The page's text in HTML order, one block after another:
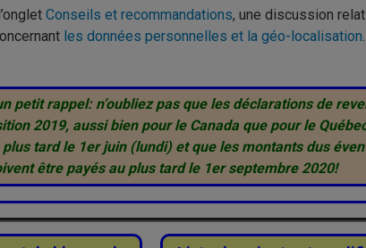
Conseils et recommandations, une discussion
les données personnelles et la géo-localisation
petit rappel: n’oubliez pas que les déclarations de
2019, aussi bien pour le Canada que pour le
tard le 1er juin (lundi) et que les montants dus
être payés au plus tard le 1er septembre 2020!